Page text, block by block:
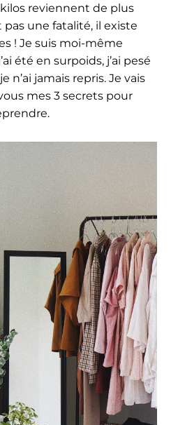
reviennent de plus
pas une fatalité, il existe
! Je suis moi-même
été en surpoids, j’ai pesé
n’ai jamais repris. Je vais
mes 3 secrets pour